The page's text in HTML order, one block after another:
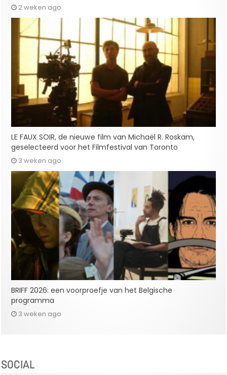
2 weken ago
LE FAUX SOIR, de nieuwe film van Michaël R. Roskam,
geselecteerd voor het Filmfestival van Toronto
3 weken ago
BRIFF 2026: een voorproefje van het Belgische
programma
3 weken ago
SOCIAL